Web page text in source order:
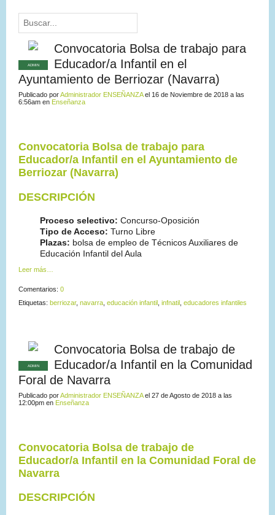
ADMIN
Convocatoria Bolsa de trabajo para
Educador/a Infantil en el
Ayuntamiento de Berriozar (Navarra)
Publicado porAdministrador ENSEÑANZAel 16 de Noviembre de 2018 a las
6:56am en Enseñanza
Convocatoria Bolsa de trabajo para
Educador/a Infantil en el Ayuntamiento de
Berriozar (Navarra)
DESCRIPCIÓN
Proceso selectivo: Concurso-Oposición
Tipo de Acceso: Turno Libre
Plazas: bolsa de empleo de Técnicos Auxiliares de
Educación Infantil del Aula
Leer más…
Comentarios: 0
Etiquetas: berriozar, navarra educación infantil infnatil educadores infantiles
ADMIN
Convocatoria Bolsa de trabajo de
Educador/a Infantil en la Comunidad
Foral de Navarra
Publicado porAdministrador ENSEÑANZAel 27 de Agosto de 2018 a las
12:00pm en Enseñanza
Convocatoria Bolsa de trabajo de
Educador/a Infantil en la Comunidad Foral de
Navarra
DESCRIPCIÓN